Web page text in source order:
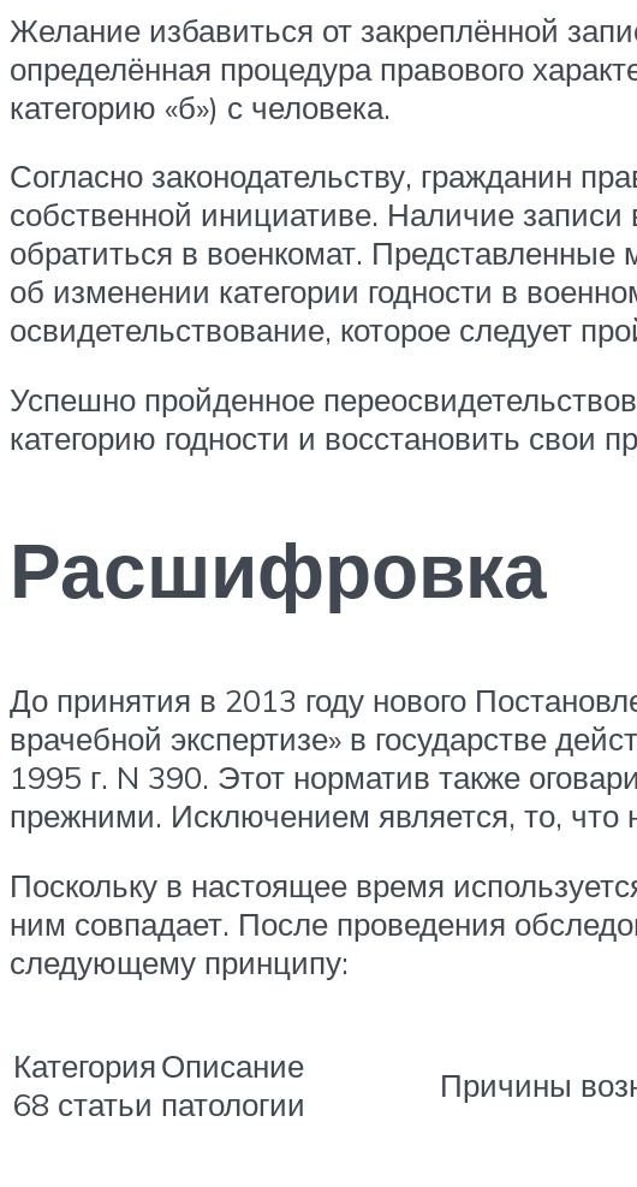
Желание избавиться от закреплённой
определённая процедура правового
категорию «б») с человека.
Согласно законодательству, гражданин
собственной инициативе. Наличие
обратиться в военкомат.
об изменении категории годности в
освидетельствование, которое следует
Успешно пройденное
категорию годности и восстановить свои
Расшифровка
До принятия в 2013 году нового
врачебной экспертизе» в государстве
1995 г. N 390. Этот норматив также
прежними. Исключением является, то, что
Поскольку в настоящее время
ним совпадает. После проведения
следующему принципу:
Категория
68 статьи
Описание
патологии
Причины